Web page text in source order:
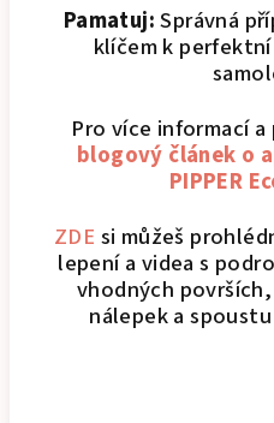
Pamatuj:Správná
klíčem k
Pro více informací
blogový článek o
PIPPER
ZDE si můžeš
lepení a videa s
vhodných
nálepek a